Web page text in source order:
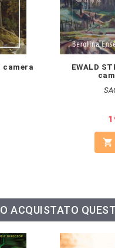
camera
EWALD

ACQUISTATO